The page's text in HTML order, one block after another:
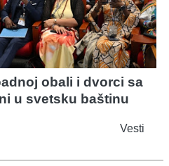
obali i dvorci sa
u svetsku baštinu
Vesti